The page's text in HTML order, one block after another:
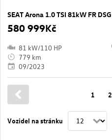
SEAT Arona 1.0 TSI 81kW FR DSG
580 999Kč
81 kW/110 HP
779 km
09/2023
Vozidel na stránku
1 2